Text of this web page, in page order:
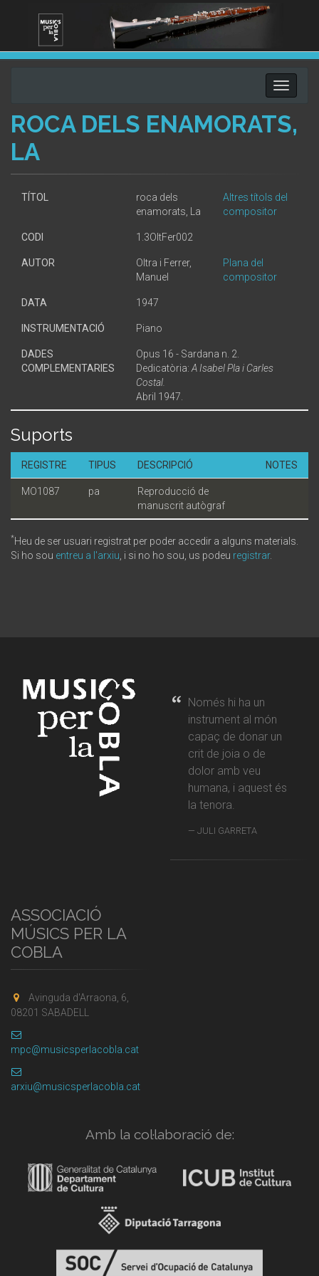
Toggle
ROCA DELS ENAMORATS,
LA
TÍTOL
roca dels
enamorats, La
Altres títols del
compositor
CODI 1.3OltFer002
AUTOR
Oltra i Ferrer,
Manuel
Plana del
compositor
DATA 1947
INSTRUMENTACIÓ Piano
DADES
COMPLEMENTARIES
Opus 16 - Sardana n. 2.
Dedicatòria: A Isabel Pla i Carles
Costal.
Abril 1947.
Suports
REGISTRE TIPUS DESCRIPCIÓ NOTES
MO1087 pa
Reproducció de
manuscrit autògraf
*Heu de ser usuari registrat per poder accedir a alguns materials.
Si ho sou entreu a l'arxiu , i si no ho sou, us podeu registrar.
Només hi ha un
instrument al món
capaç de donar un
crit de joia o de
dolor amb veu
humana, i aquest és
la tenora.
JULI GARRETA
ASSOCIACIÓ
MÚSICS PER LA
COBLA
Avinguda d'Arraona, 6,
08201 SABADELL
mpc@musicsperlacobla.cat
arxiu@musicsperlacobla.cat
Amb la col·laboració de: